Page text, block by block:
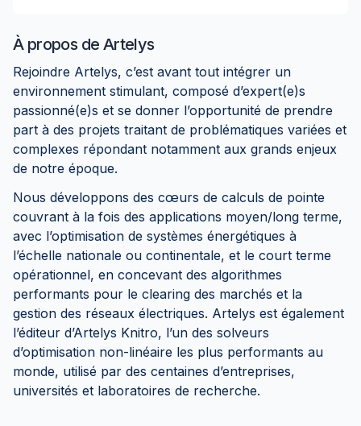
À propos de Artelys
Rejoindre Artelys, c’est avant tout intégrer un
environnement stimulant, composé d’expert(e)s
passionné(e)s et se donner l’opportunité de prendre
part à des projets traitant de problématiques variées et
complexes répondant notamment aux grands enjeux
de notre époque.
Nous développons des cœurs de calculs de pointe
couvrant à la fois des applications moyen/long terme,
avec l’optimisation de systèmes énergétiques à
l’échelle nationale ou continentale, et le court terme
opérationnel, en concevant des algorithmes
performants pour le clearing des marchés et la
gestion des réseaux électriques. Artelys est également
l’éditeur d’Artelys Knitro, l’un des solveurs
d’optimisation non-linéaire les plus performants au
monde, utilisé par des centaines d’entreprises,
universités et laboratoires de recherche.